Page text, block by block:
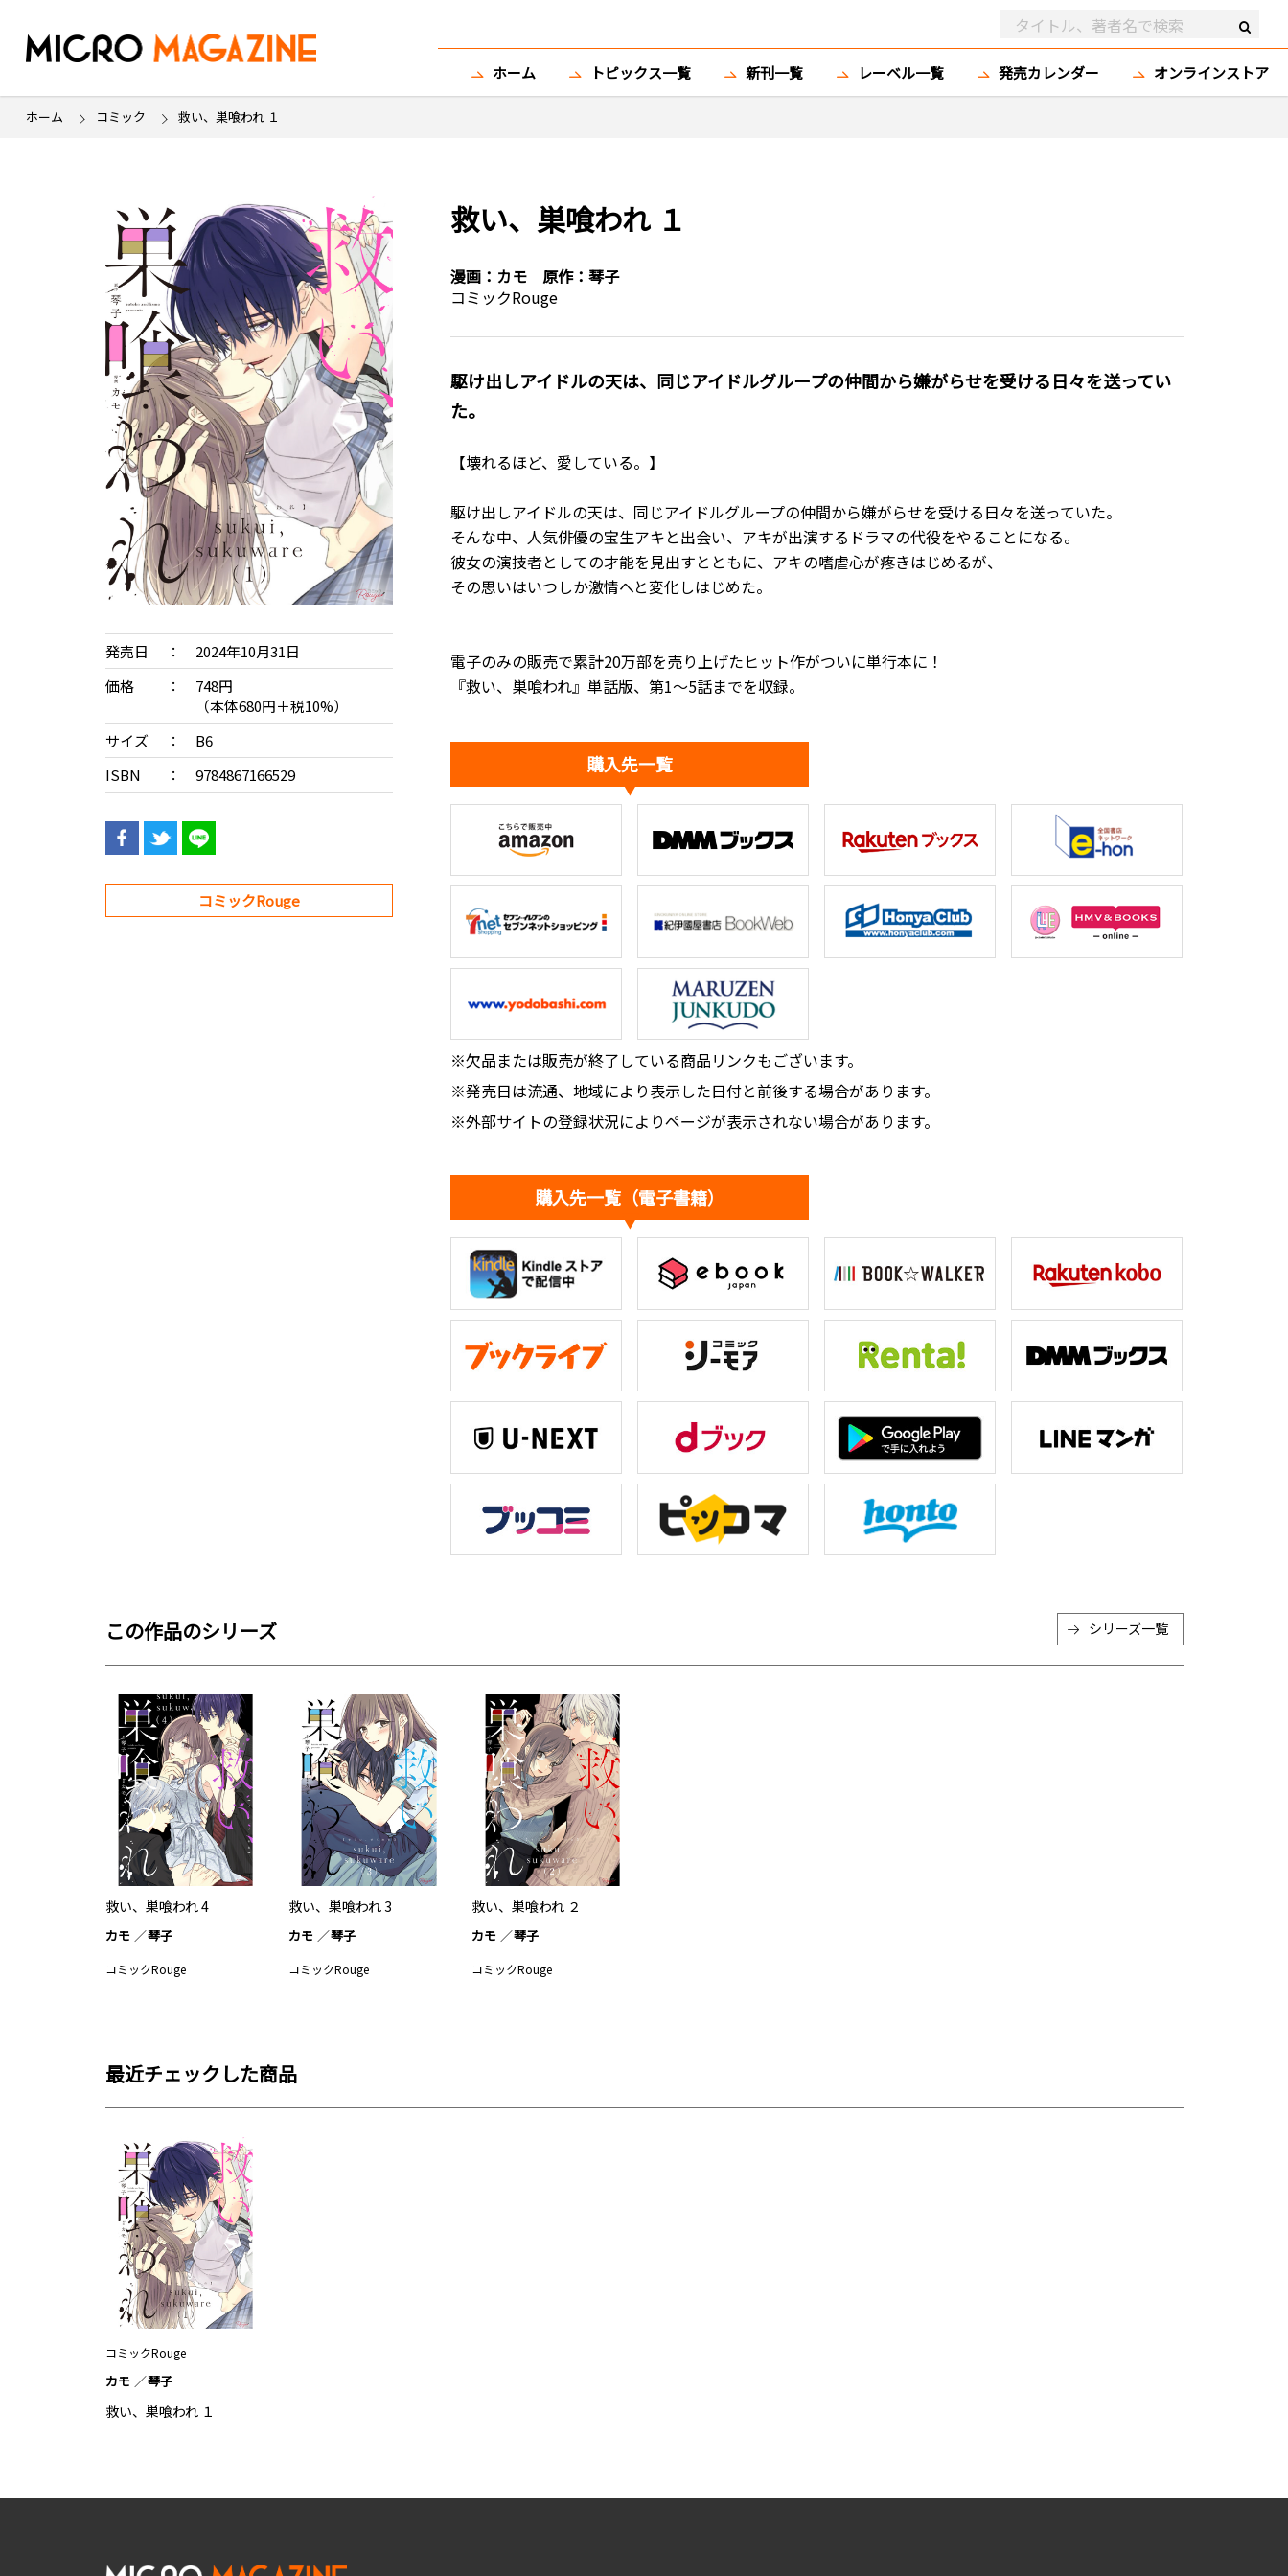
ホーム トピックス一覧 新刊一覧 レーベル一覧 発売カレンダー オンラインストア
ホーム コミック 救い、巣喰われ １
発売日
2024年10月31日
価格
748円
（本体680円＋税10%）
サイズ
B6
ISBN
9784867166529
コミックRouge
救い、巣喰われ １
漫画： カモ 原作： 琴子
コミックRouge
駆け出しアイドルの天は、同じアイドルグループの仲間から嫌がらせを受ける日々を送ってい
た。
【壊れるほど、愛している――。】
駆け出しアイドルの天は、同じアイドルグループの仲間から嫌がらせを受ける日々を送っていた。
そんな中、人気俳優の宝生アキと出会い、アキが出演するドラマの代役をやることになる。
彼女の演技者としての才能を見出すとともに、アキの嗜虐心が疼きはじめるが、
その思いはいつしか激情へと変化しはじめた。
電子のみの販売で累計20万部を売り上げたヒット作がついに単行本に！
『救い、巣喰われ』単話版、第1～5話までを収録。
購入先一覧
※欠品または販売が終了している商品リンクもございます。
※発売日は流通、地域により表示した日付と前後する場合があります。
※外部サイトの登録状況によりページが表示されない場合があります。
購入先一覧（電子書籍）
この作品のシリーズ シリーズ一覧
救い、巣喰われ 4
カモ 琴子
コミックRouge
救い、巣喰われ 3
カモ 琴子
コミックRouge
救い、巣喰われ ２
カモ 琴子
コミックRouge
最近チェックした商品
コミックRouge
カモ 琴子
救い、巣喰われ １